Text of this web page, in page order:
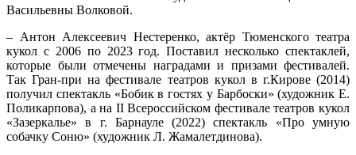
Васильевны Волковой.
– Антон Алексеевич Нестеренко, актёр Тюменского театра
кукол с 2006 по 2023 год. Поставил несколько спектаклей,
которые были отмечены наградами и призами фестивалей.
Так Гран-при на фестивале театров кукол в г.Кирове (2014)
получил спектакль «Бобик в гостях у Барбоски» (художник Е.
Поликарпова), а на II Всероссийском фестивале театров кукол
«Зазеркалье» в г. Барнауле (2022) спектакль «Про умную
собачку Соню» (художник Л. Жамалетдинова).